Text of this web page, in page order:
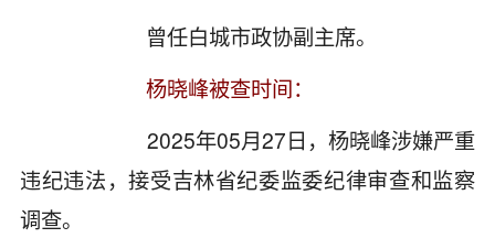
曾任白城市政协副主席。
杨晓峰被查时间：
2025年05月27日，杨晓峰涉嫌严重
违纪违法，接受吉林省纪委监委纪律审查和监察
调查。